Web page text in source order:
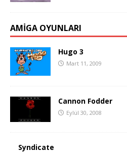
AMIGA OYUNLARI
Hugo 3
Mart 11, 2009
Cannon Fodder
Eylül 30, 2008
Syndicate